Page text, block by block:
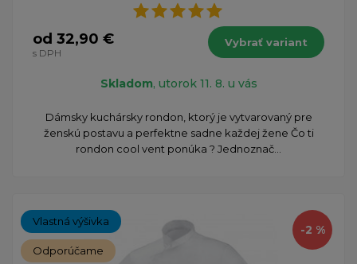
od 32,90 €
s DPH
Vybrať variant
Skladom, utorok 11. 8. u vás
Dámsky kuchársky rondon, ktorý je vytvarovaný pre
ženskú postavu a perfektne sadne každej žene Čo ti
rondon cool vent ponúka ? Jednoznač...
-2 %
Vlastná výšivka
Odporúčame